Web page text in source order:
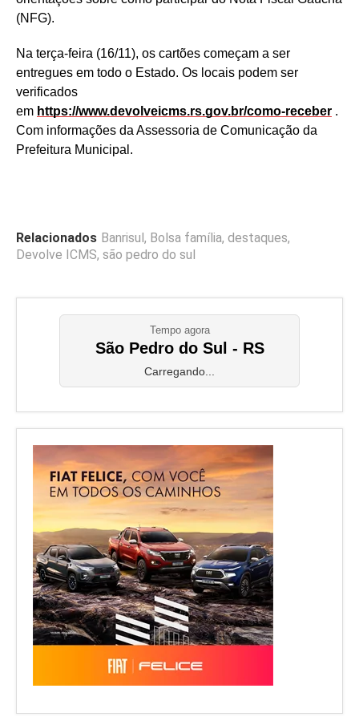
(NFG).
Na terça-feira (16/11), os cartões começam a ser
entregues em todo o Estado. Os locais podem ser
verificados
em https://www.devolveicms.rs.gov.br/como-receber .
Com informações da Assessoria de Comunicação da
Prefeitura Municipal.
Relacionados Banrisul, Bolsa família, destaques,
Devolve ICMS, são pedro do sul
Tempo agora
São Pedro do Sul - RS
Carregando...